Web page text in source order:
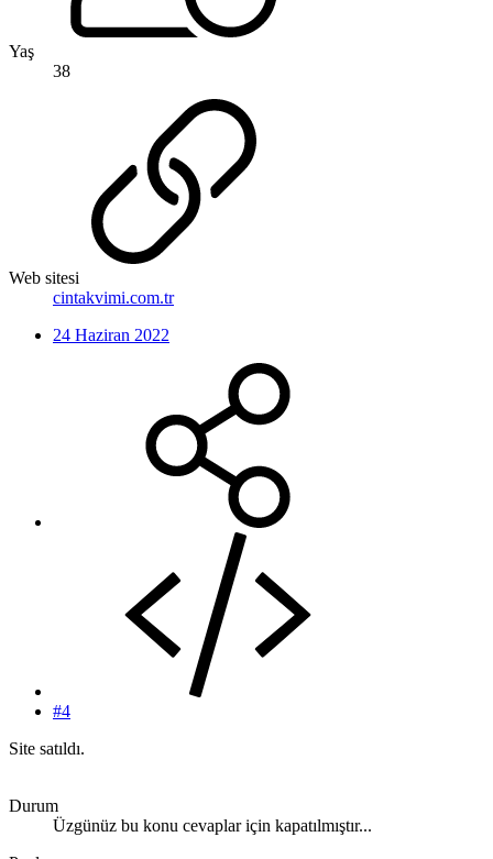
Yaş
38
Web sitesi
cintakvimi.com.tr
24 Haziran 2022
#4
Site satıldı.
Durum
Üzgünüz bu konu cevaplar için kapatılmıştır...